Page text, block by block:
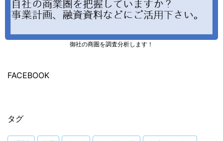
御社の商圏を調査分析します！
FACEBOOK
タグ